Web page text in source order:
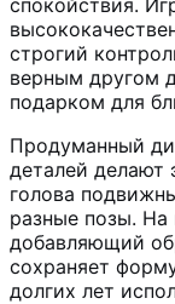
строгий
верным другом
подарком для
Продуманный
деталей делают
голова
разные позы. На
добавляющий
сохраняет
долгих лет